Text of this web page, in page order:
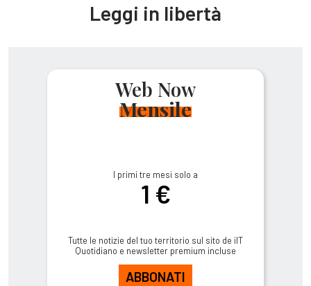
Leggi in libertà
Web Now
Mensile
I primi tre mesi solo a
1 €
Tutte le notizie del tuo territorio sul sito de ilT
Quotidiano e newsletter premium incluse
ABBONATI